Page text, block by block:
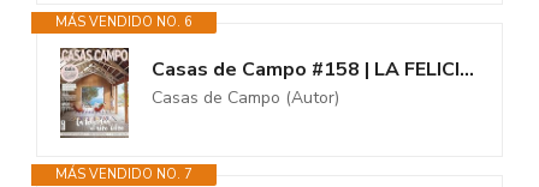
MÁS VENDIDO NO. 6
Casas de Campo #158 | LA FELICIDAD AL AIRE LIBRE
Casas de Campo (Autor)
MÁS VENDIDO NO. 7